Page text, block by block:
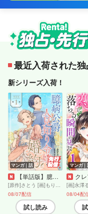
最近入荷された
新シリーズ入荷！
マンガ｜話
【単話版】臆病公爵と人見知り令嬢の婚約 第1話
[原作]さとう [画]もりとおる
08/07配信
試し読み
マンガ
クレアは婚
08/04配